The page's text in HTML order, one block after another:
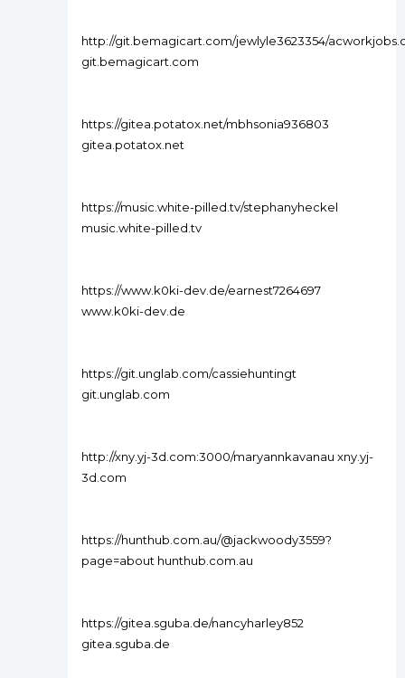
http://git.bemagicart.com/jewlyle3623354/
git.bemagicart.com
https://gitea.potatox.net/mbhsonia936803
gitea.potatox.net
https://music.white-pilled.tv/stephanyheckel
music.white-pilled.tv
https://www.k0ki-dev.de/earnest7264697
www.k0ki-dev.de
https://git.unglab.com/cassiehuntingt
git.unglab.com
http://xny.yj-3d.com:3000/maryannkavanau xny.yj-
3d.com
https://hunthub.com.au/@jackwoody3559?
page=about hunthub.com.au
https://gitea.sguba.de/nancyharley852
gitea.sguba.de